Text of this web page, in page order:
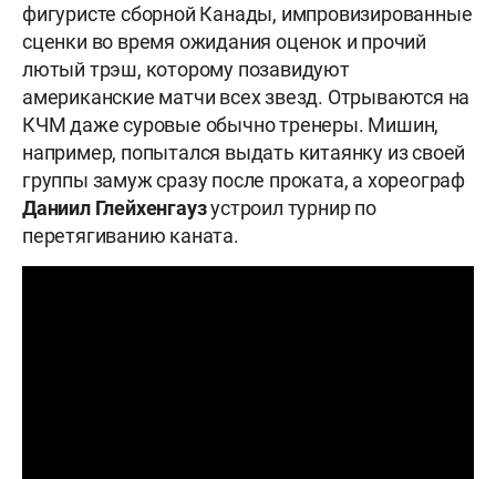
фигуристе сборной Канады, импровизированные
сценки во время ожидания оценок и прочий
лютый трэш, которому позавидуют
американские матчи всех звезд. Отрываются на
КЧМ даже суровые обычно тренеры. Мишин,
например, попытался выдать китаянку из своей
группы замуж сразу после проката, а хореограф
Даниил Глейхенгаузустроил турнир по
перетягиванию каната.